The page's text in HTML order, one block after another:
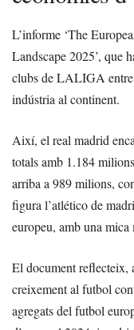
L’informe ‘The
Landscape 2025’, que
clubs de LALIGA entre
indústria al continent.
Així, el real madrid
totals amb 1.184
arriba a 989 milions,
figura l’atlético de
europeu, amb una mica
El document reflecteix,
creixement al futbol
agregats del futbol